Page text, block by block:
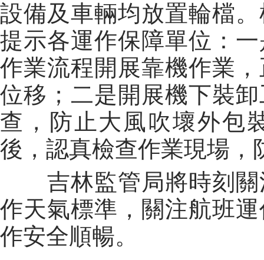
設備及車輛均放置輪檔
提示各運作保障單位：
作業流程開展靠機作業
位移；二是開展機下裝
查，防止大風吹壞外包
後，認真檢查作業現場，
吉林監管局將時刻關
作天氣標準，關注航班
作安全順暢。